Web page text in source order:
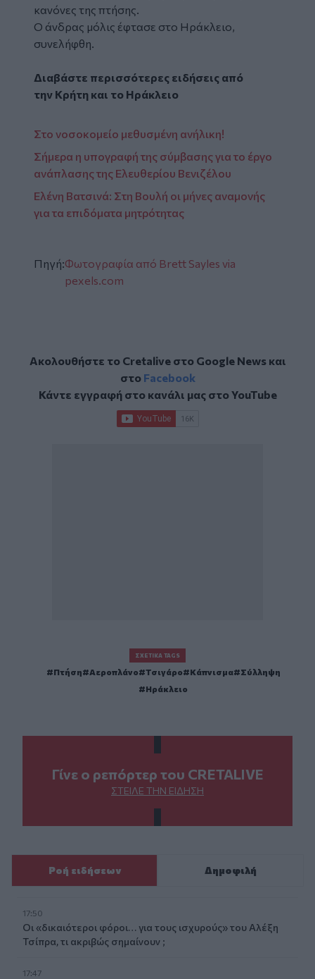
κανόνες της πτήσης.
Ο άνδρας μόλις έφτασε στο Ηράκλειο,
συνελήφθη.
Διαβάστε περισσότερες ειδήσεις από
την Κρήτη και το Ηράκλειο
Στο νοσοκομείο μεθυσμένη ανήλικη!
Σήμερα η υπογραφή της σύμβασης για το έργο
ανάπλασης της Ελευθερίου Βενιζέλου
Ελένη Βατσινά: Στη Βουλή οι μήνες αναμονής
για τα επιδόματα μητρότητας
Πηγή:Φωτογραφία από Brett Sayles via
pexels.com
Ακολουθήστε το Cretalive στο Google Newsκαι
στο Facebook
Κάντε εγγραφή στο κανάλι μας στοYouTube
ΣΧΕΤΙΚΆ TAGS
Πτήση Αεροπλάνο Τσιγάρο Κάπνισμα
Σύλληψη
Ηράκλειο
Γίνε ο ρεπόρτερ του CRETALIVE
ΣΤΕΊΛΕ ΤΗΝ ΕΊΔΗΣΗ
Ροή ειδήσεων Δημοφιλή
17:50
Οι «δικαιότεροι φόροι… για τους ισχυρούς» του Αλέξη
Τσίπρα, τι ακριβώς σημαίνουν ;
17:47